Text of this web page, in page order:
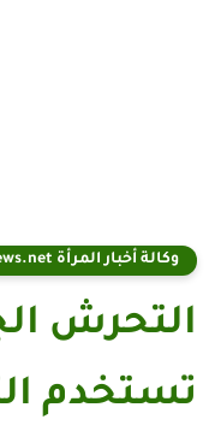
وكالة أخبار المرأة www.wonews.net info@wonews.net
التحرش
تستخدم